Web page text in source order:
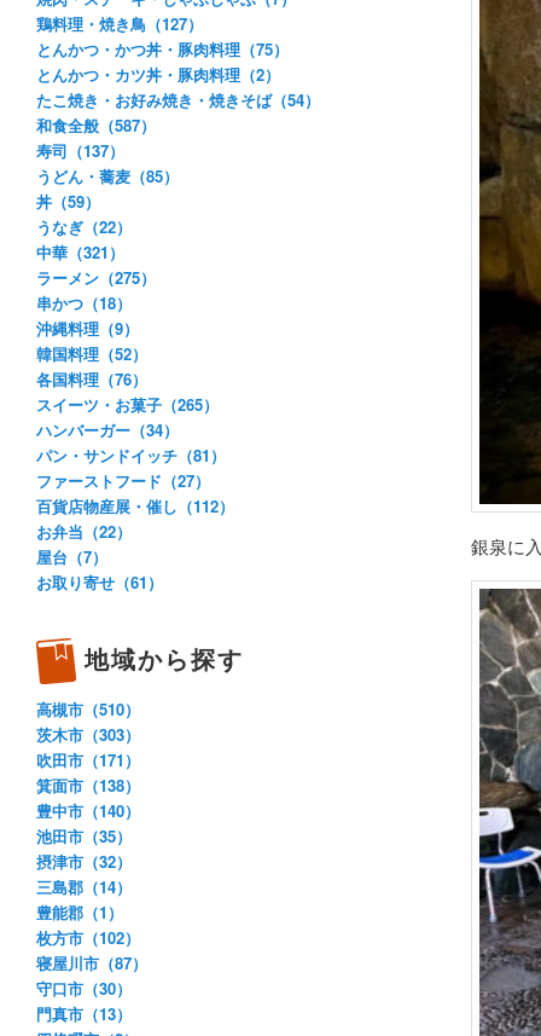
銀泉に
鶏料理・焼き鳥（127）
とんかつ・かつ丼・豚肉料理（75）
とんかつ・カツ丼・豚肉料理（2）
たこ焼き・お好み焼き・焼きそば（54）
和食全般（587）
寿司（137）
うどん・蕎麦（85）
丼（59）
うなぎ（22）
中華（321）
ラーメン（275）
串かつ（18）
沖縄料理（9）
韓国料理（52）
各国料理（76）
スイーツ・お菓子（265）
ハンバーガー（34）
パン・サンドイッチ（81）
ファーストフード（27）
百貨店物産展・催し（112）
お弁当（22）
屋台（7）
お取り寄せ（61）
地域から探す
高槻市（510）
茨木市（303）
吹田市（171）
箕面市（138）
豊中市（140）
池田市（35）
摂津市（32）
三島郡（14）
豊能郡（1）
枚方市（102）
寝屋川市（87）
守口市（30）
門真市（13）